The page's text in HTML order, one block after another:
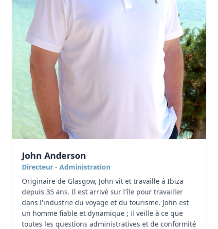
John Anderson
Directeur - Administration
Originaire de Glasgow, John vit et travaille à Ibiza
depuis 35 ans. Il est arrivé sur l'île pour travailler
dans l'industrie du voyage et du tourisme. John est
un homme fiable et dynamique ; il veille à ce que
toutes les questions administratives et de conformité